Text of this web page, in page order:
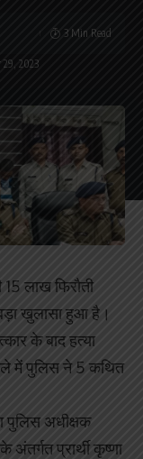
29, 2023
3 Min Read
15 लाख फिरौती
खुलासा हुआ है।
के बाद हत्या
में पुलिस ने 5 कथित
पुलिस अधीक्षक
अंतर्गत प्रार्थी कृष्णा